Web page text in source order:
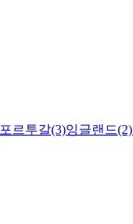
포르투갈(3)잉글랜드(2)